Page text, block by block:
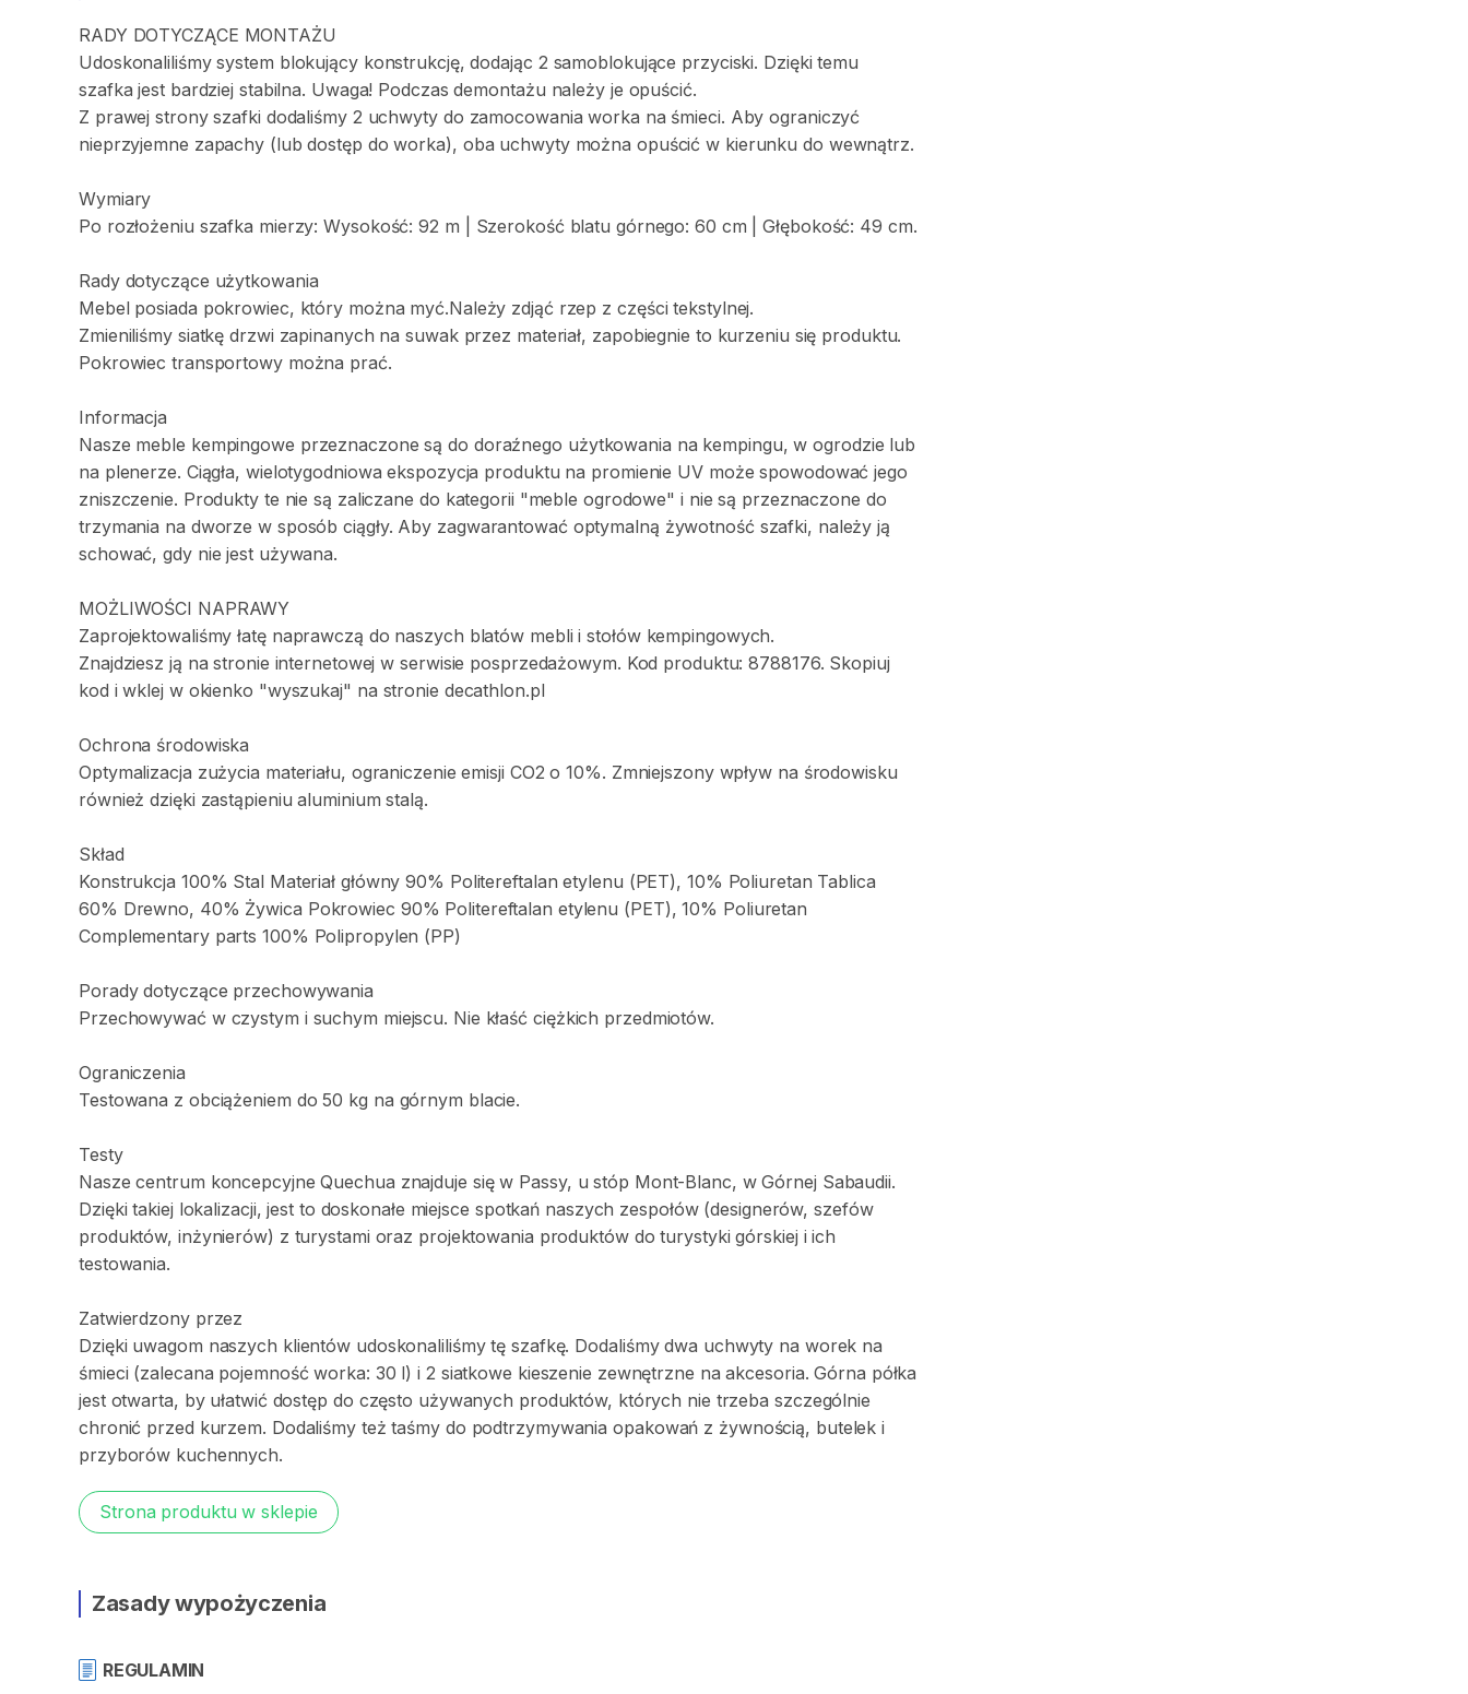
RADY DOTYCZĄCE MONTAŻU
Udoskonaliliśmy system blokujący konstrukcję​,​ dodając 2 samoblokujące przyciski. Dzięki temu
szafka jest bardziej stabilna. Uwaga! Podczas demontażu należy je opuścić.
Z prawej strony szafki dodaliśmy 2 uchwyty do zamocowania worka na śmieci. Aby ograniczyć
nieprzyjemne zapachy (lub dostęp do worka)​,​ oba uchwyty można opuścić w kierunku do wewnątrz.
Wymiary
Po rozłożeniu szafka mierzy: Wysokość: 92 m Szerokość blatu górnego: 60 cm Głębokość: 49 cm.
Rady dotyczące użytkowania
Mebel posiada pokrowiec​,​ który można myć.Należy zdjąć rzep z części tekstylnej.
Zmieniliśmy siatkę drzwi zapinanych na suwak przez materiał​,​ zapobiegnie to kurzeniu się produktu.
Pokrowiec transportowy można prać.
Informacja
Nasze meble kempingowe przeznaczone są do doraźnego użytkowania na kempingu​,​ w ogrodzie lub
na plenerze. Ciągła​,​ wielotygodniowa ekspozycja produktu na promienie UV może spowodować jego
zniszczenie. Produkty te nie są zaliczane do kategorii "meble ogrodowe" i nie są przeznaczone do
trzymania na dworze w sposób ciągły. Aby zagwarantować optymalną żywotność szafki​,​ należy ją
schować​,​ gdy nie jest używana.
MOŻLIWOŚCI NAPRAWY
Zaprojektowaliśmy łatę naprawczą do naszych blatów mebli i stołów kempingowych.
Znajdziesz ją na stronie internetowej w serwisie posprzedażowym. Kod produktu: 8788176. Skopiuj
kod i wklej w okienko "wyszukaj" na stronie decathlon.pl
Ochrona środowiska
Optymalizacja zużycia materiału​,​ ograniczenie emisji CO2 o 10%. Zmniejszony wpływ na środowisku
również dzięki zastąpieniu aluminium stalą.
Skład
Konstrukcja 100% Stal Materiał główny 90% Politereftalan etylenu (PET)​,​ 10% Poliuretan Tablica
60% Drewno​,​ 40% Żywica Pokrowiec 90% Politereftalan etylenu (PET)​,​ 10% Poliuretan
Complementary parts 100% Polipropylen (PP)
Porady dotyczące przechowywania
Przechowywać w czystym i suchym miejscu. Nie kłaść ciężkich przedmiotów.
Ograniczenia
Testowana z obciążeniem do 50 kg na górnym blacie.
Testy
Nasze centrum koncepcyjne Quechua znajduje się w Passy​,​ u stóp Mont-Blanc​,​ w Górnej Sabaudii.
Dzięki takiej lokalizacji​,​ jest to doskonałe miejsce spotkań naszych zespołów (designerów​,​ szefów
produktów​,​ inżynierów) z turystami oraz projektowania produktów do turystyki górskiej i ich
testowania.
Zatwierdzony przez
Dzięki uwagom naszych klientów udoskonaliliśmy tę szafkę. Dodaliśmy dwa uchwyty na worek na
śmieci (zalecana pojemność worka: 30 l) i 2 siatkowe kieszenie zewnętrzne na akcesoria. Górna półka
jest otwarta​,​ by ułatwić dostęp do często używanych produktów​,​ których nie trzeba szczególnie
chronić przed kurzem. Dodaliśmy też taśmy do podtrzymywania opakowań z żywnością​,​ butelek i
przyborów kuchennych.
Strona produktu w sklepie
Zasady wypożyczenia
REGULAMIN